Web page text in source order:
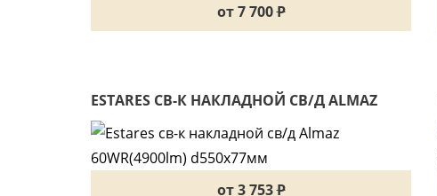
от 7 700P
ESTARES СВ-К НАКЛАДНОЙ СВ/Д ALMAZ
60WR(4900LM) D550X77ММ
от 3 753P